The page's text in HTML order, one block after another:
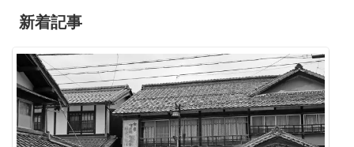
新着記事